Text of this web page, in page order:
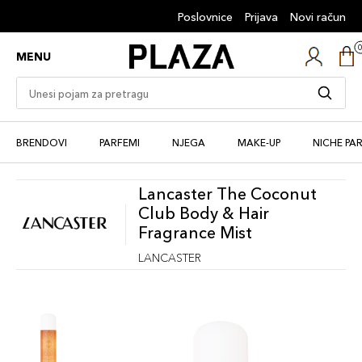
Poslovnice Prijava Novi račun
MENU
BRENDOVI PARFEMI NJEGA MAKE-UP NICHE
Lancaster The Coconut
Club Body & Hair
Fragrance Mist
LANCASTER